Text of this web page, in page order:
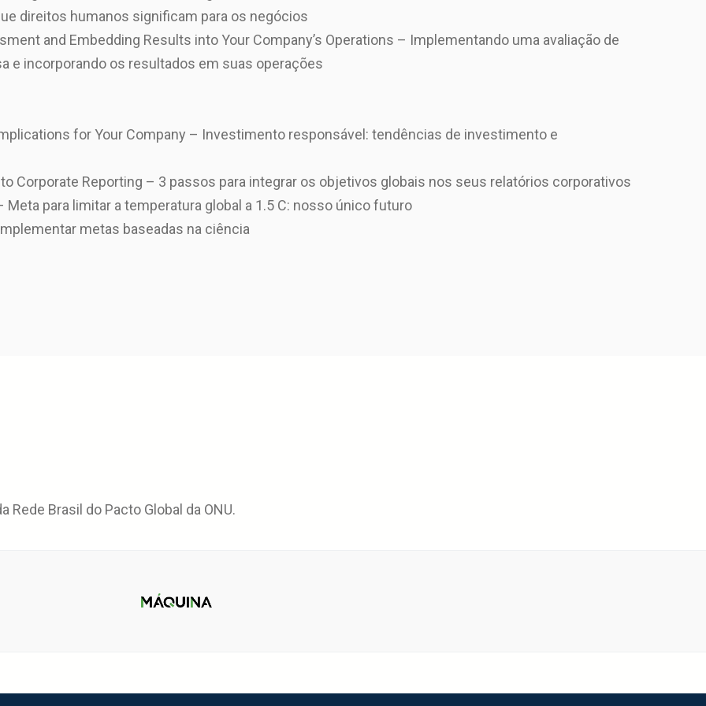
direitos humanos significam para os negócios
and Embedding Results into Your Company’s Operations – Implementando uma avaliação de
e incorporando os resultados em suas operações
for Your Company – Investimento responsável: tendências de investimento e
Corporate Reporting – 3 passos para integrar os objetivos globais nos seus relatórios corporativos
para limitar a temperatura global a 1.5 C: nosso único futuro
metas baseadas na ciência
Brasil do Pacto Global da ONU.